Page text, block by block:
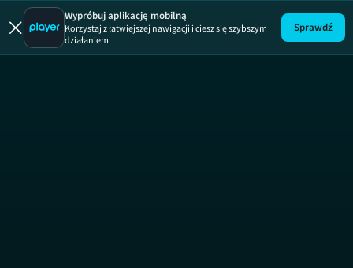
Wypróbuj aplikację mobilną
Korzystaj z łatwiejszej nawigacji i ciesz się szybszym
działaniem
Sprawdź